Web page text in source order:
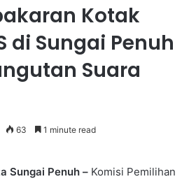
Kotak
di Sungai Penuh
Suara
63 1 minute read
Sungai Penuh – Komisi Pemilihan